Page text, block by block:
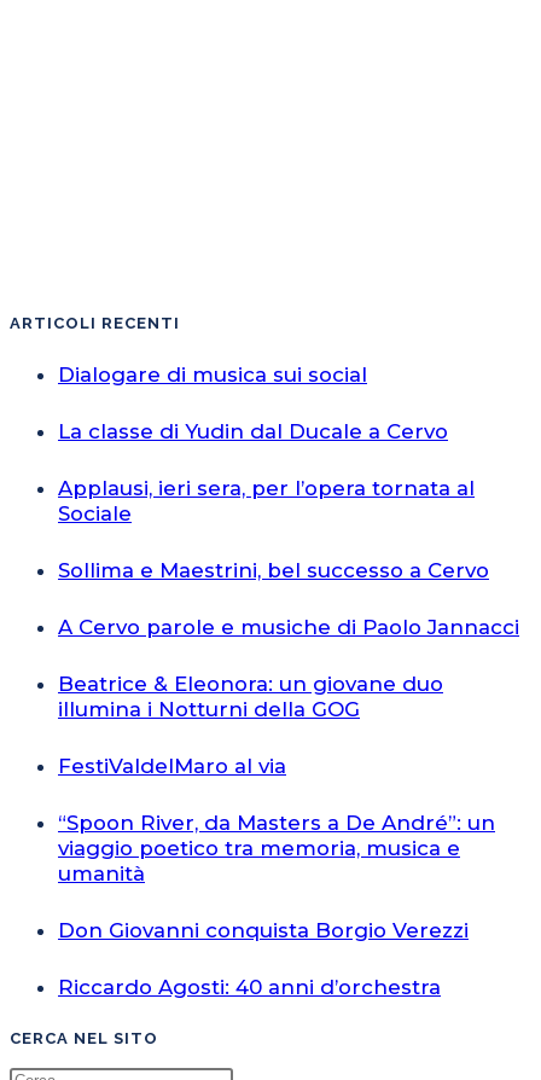
ARTICOLI RECENTI
Dialogare di musica sui social
La classe di Yudin dal Ducale a Cervo
Applausi, ieri sera, per l’opera tornata al
Sociale
Sollima e Maestrini, bel successo a Cervo
A Cervo parole e musiche di Paolo Jannacci
Beatrice & Eleonora: un giovane duo
illumina i Notturni della GOG
FestiValdelMaro al via
“Spoon River, da Masters a De André”: un
viaggio poetico tra memoria, musica e
umanità
Don Giovanni conquista Borgio Verezzi
Riccardo Agosti: 40 anni d’orchestra
CERCA NEL SITO